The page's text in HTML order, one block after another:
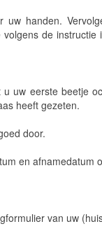
uw handen.
de
uw eerste beetje
heeft gezeten.
door.
en afnamedatum
van uw